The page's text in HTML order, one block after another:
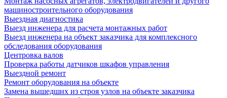
машиностроительного оборудования
Выездная диагностика
Выезд инженера для расчета монтажных работ
Выезд инженера на объект заказчика для комплексного
обследования оборудования
Центровка валов
Проверка работы датчиков шкафов управления
Выездной ремонт
Ремонт оборудования на объекте
Замена вышедших из строя узлов на объекте заказчика